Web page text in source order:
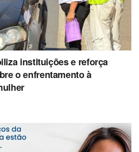
instituições e reforça
o enfrentamento à